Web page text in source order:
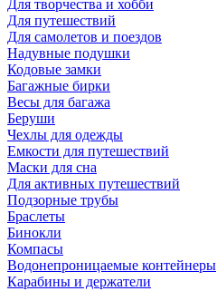
Для творчества и хобби
Для путешествий
Для самолетов и поездов
Надувные подушки
Кодовые замки
Багажные бирки
Весы для багажа
Беруши
Чехлы для одежды
Емкости для путешествий
Маски для сна
Для активных путешествий
Подзорные трубы
Браслеты
Бинокли
Компасы
Водонепроницаемые контейнеры
Карабины и держатели